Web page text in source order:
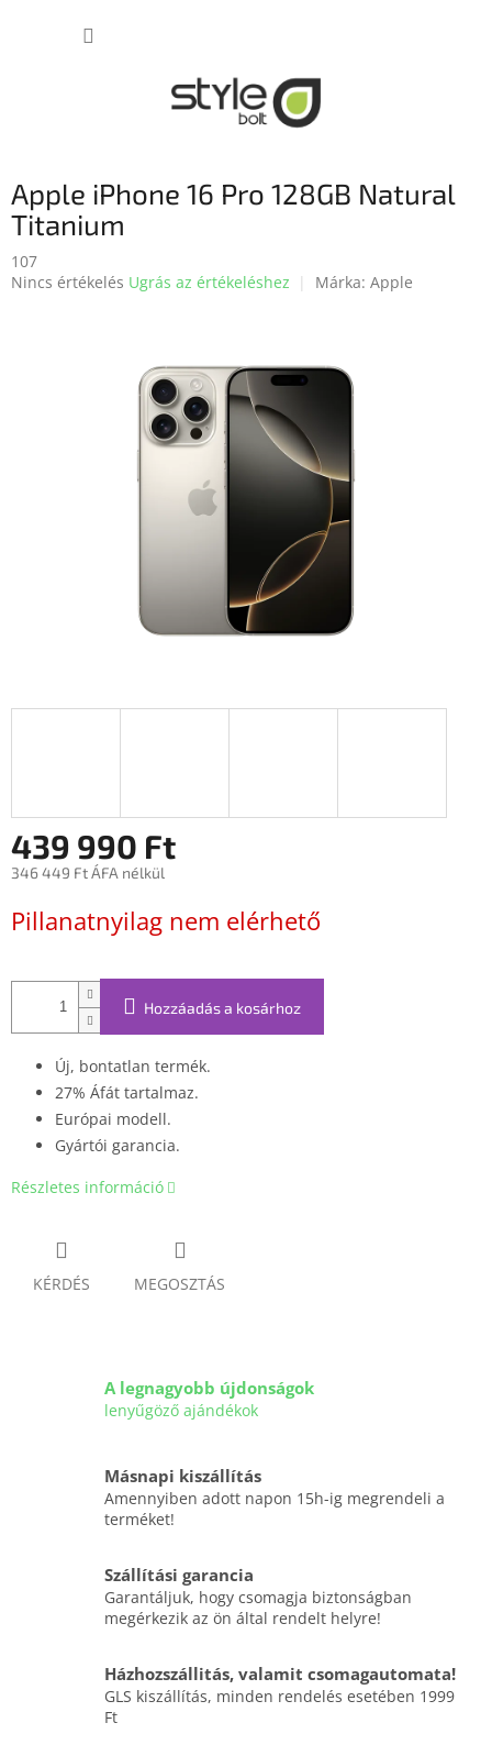
Apple iPhone 16 Pro 128GB Natural
Titanium
107
A
Nincs értékelés Ugrás az értékeléshez Márka: Apple
439 990 Ft
346 449 Ft ÁFA nélkül
Pillanatnyilag nem elérhető
Hozzáadás a kosárhoz
Új, bontatlan termék.
27% Áfát tartalmaz.
Európai modell.
Gyártói garancia.
Részletes információ
KÉRDÉS MEGOSZTÁS
A legnagyobb újdonságok
lenyűgöző ajándékok
Másnapi kiszállítás
Amennyiben adott napon 15h-ig megrendeli a
terméket!
Szállítási garancia
Garantáljuk, hogy csomagja biztonságban
megérkezik az ön által rendelt helyre!
Házhozszállitás, valamit csomagautomata!
GLS kiszállítás, minden rendelés esetében 1999
Ft